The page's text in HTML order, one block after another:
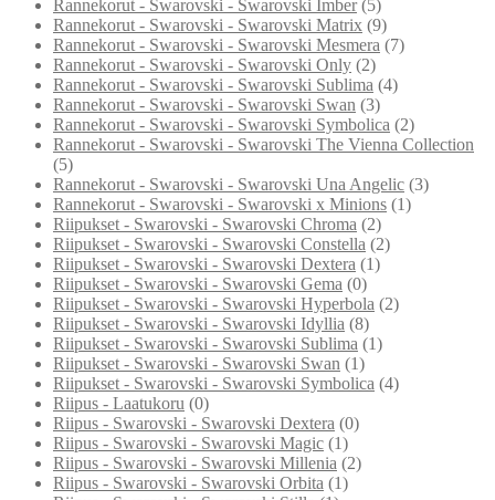
Rannekorut - Swarovski - Swarovski Imber (5)
Rannekorut - Swarovski - Swarovski Matrix (9)
Rannekorut - Swarovski - Swarovski Mesmera (7)
Rannekorut - Swarovski - Swarovski Only (2)
Rannekorut - Swarovski - Swarovski Sublima (4)
Rannekorut - Swarovski - Swarovski Swan (3)
Rannekorut - Swarovski - Swarovski Symbolica (2)
Rannekorut - Swarovski - Swarovski The Vienna Collection
(5)
Rannekorut - Swarovski - Swarovski Una Angelic (3)
Rannekorut - Swarovski - Swarovski x Minions (1)
Riipukset - Swarovski - Swarovski Chroma (2)
Riipukset - Swarovski - Swarovski Constella (2)
Riipukset - Swarovski - Swarovski Dextera (1)
Riipukset - Swarovski - Swarovski Gema (0)
Riipukset - Swarovski - Swarovski Hyperbola (2)
Riipukset - Swarovski - Swarovski Idyllia (8)
Riipukset - Swarovski - Swarovski Sublima (1)
Riipukset - Swarovski - Swarovski Swan (1)
Riipukset - Swarovski - Swarovski Symbolica (4)
Riipus - Laatukoru (0)
Riipus - Swarovski - Swarovski Dextera (0)
Riipus - Swarovski - Swarovski Magic (1)
Riipus - Swarovski - Swarovski Millenia (2)
Riipus - Swarovski - Swarovski Orbita (1)